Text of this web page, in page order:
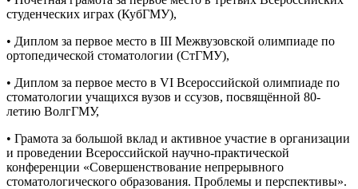
студенческих играх (КубГМУ),
• Диплом за первое место в III Межвузовской олимпиаде по
ортопедической стоматологии (СтГМУ),
• Диплом за первое место в VI Всероссийской олимпиаде по
стоматологии учащихся вузов и ссузов, посвящённой 80-
летию ВолгГМУ,
• Грамота за большой вклад и активное участие в организации
и проведении Всероссийской научно-практической
конференции «Совершенствование непрерывного
стоматологического образования. Проблемы и перспективы».